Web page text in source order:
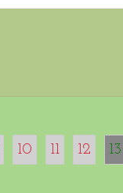
10 11 12 13